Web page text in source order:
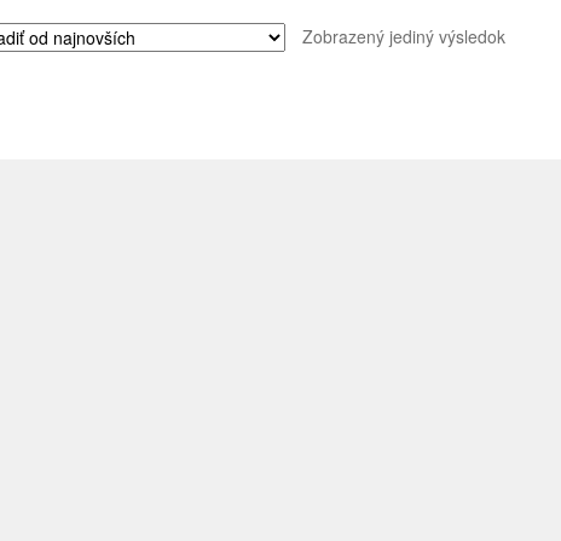
Zobrazený jediný výsledok